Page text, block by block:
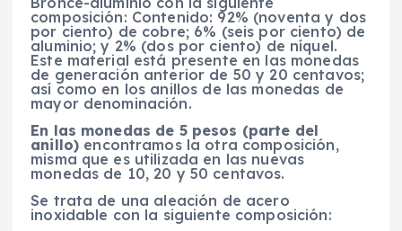
composición: Contenido: 92% (noventa y dos
por ciento) de cobre; 6% (seis por ciento) de
aluminio; y 2% (dos por ciento) de níquel.
Este material está presente en las monedas
de generación anterior de 50 y 20 centavos;
así como en los anillos de las monedas de
mayor denominación.
En las monedas de 5 pesos (parte del
anillo) encontramos la otra composición,
misma que es utilizada en las nuevas
monedas de 10, 20 y 50 centavos.
Se trata de una aleación de acero
inoxidable con la siguiente composición: